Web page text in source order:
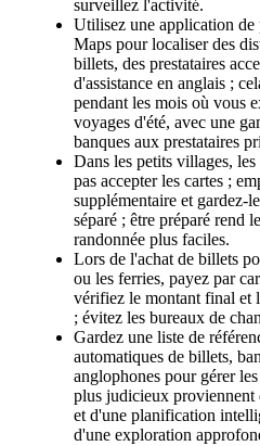
surveillez l'activité.
Utilisez une application
Maps pour localiser des
billets, des prestataires
d'assistance en anglais ;
pendant les mois où vous
voyages d'été, avec une
banques aux prestataires
Dans les petits villages,
pas accepter les cartes ;
supplémentaire et gardez-
séparé ; être préparé rend
randonnée plus faciles.
Lors de l'achat de billets
ou les ferries, payez par
vérifiez le montant final et
; évitez les bureaux de
Gardez une liste de
automatiques de billets,
anglophones pour gérer
plus judicieux proviennent
et d'une planification
d'une exploration